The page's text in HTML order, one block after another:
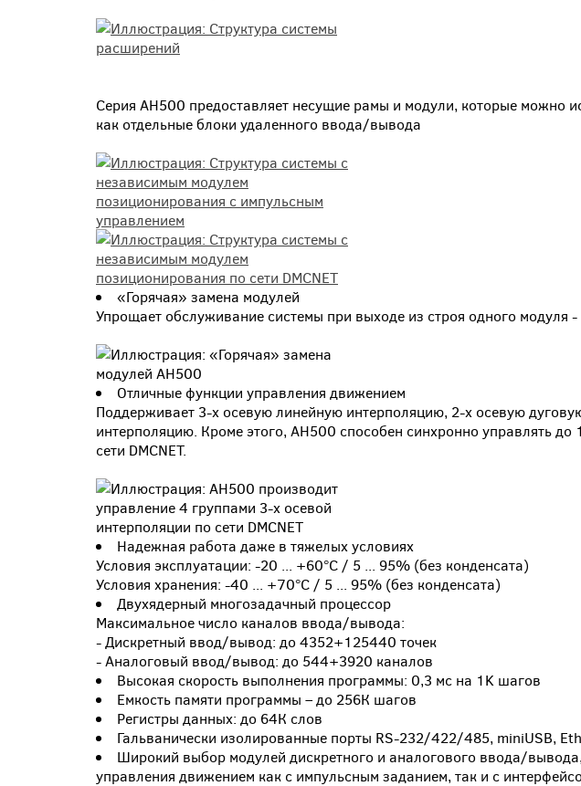
Серия AH500 предоставляет несущие рамы и модули, которые можно
как отдельные блоки удаленного ввода/вывода
«Горячая» замена модулей
Упрощает обслуживание системы при выходе из строя одного модуля
Отличные функции управления движением
Поддерживает 3-х осевую линейную интерполяцию, 2-х осевую
интерполяцию. Кроме этого, AH500 способен синхронно управлять
сети DMCNET.
Надежная работа даже в тяжелых условиях
Условия эксплуатации: -20 ... +60°С / 5 ... 95% (без конденсата)
Условия хранения: -40 ... +70°С / 5 ... 95% (без конденсата)
Двухядерный многозадачный процессор
Максимальное число каналов ввода/вывода:
- Дискретный ввод/вывод: до 4352+125440 точек
- Аналоговый ввод/вывод: до 544+3920 каналов
Высокая скорость выполнения программы: 0,3 мс на 1K шагов
Емкость памяти программы – до 256К шагов
Регистры данных: до 64К слов
Гальванически изолированные порты RS-232/422/485, miniUSB,
Широкий выбор модулей дискретного и аналогового ввода/
управления движением как с импульсным заданием, так и с